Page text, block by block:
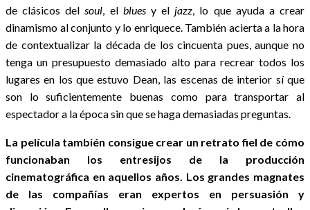
de clásicos delsoul, el bluesy el jazz, lo que ayuda a crear
dinamismo al conjunto y lo enriquece. También acierta a la hora
de contextualizar la década de los cincuenta pues, aunque no
tenga un presupuesto demasiado alto para recrear todos los
lugares en los que estuvo Dean, las escenas de interior sí que
son lo suficientemente buenas como para transportar al
espectador a la época sin que se haga demasiadas preguntas.
La película también consigue crear un retrato fiel de cómo
funcionaban los entresijos de la producción
cinematográfica en aquellos años. Los grandes magnates
de las compañías eran expertos en persuasión y